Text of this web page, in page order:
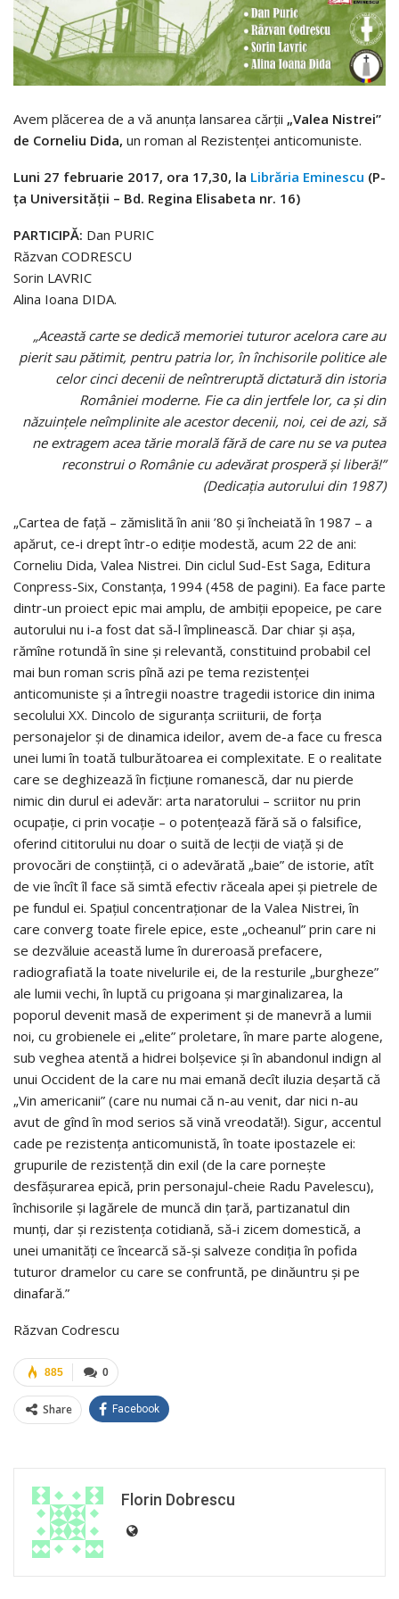
Avem plăcerea de a vă anunţa lansarea cărţii „Valea Nistrei”
de Corneliu Dida, un roman al Rezistenţei anticomuniste.
Luni 27 februarie 2017, ora 17,30, la Librăria Eminescu (P-
ţa Universităţii – Bd. Regina Elisabeta nr. 16)
PARTICIPĂ: Dan PURIC
Răzvan CODRESCU
Sorin LAVRIC
Alina Ioana DIDA.
„Această carte se dedică memoriei tuturor acelora care au
pierit sau pătimit, pentru patria lor, în închisorile politice ale
celor cinci decenii de neîntreruptă dictatură din istoria
României moderne. Fie ca din jertfele lor, ca şi din
năzuinţele neîmplinite ale acestor decenii, noi, cei de azi, să
ne extragem acea tărie morală fără de care nu se va putea
reconstrui o Românie cu adevărat prosperă şi liberă!”
(Dedicaţia autorului din 1987)
„Cartea de față – zămislită în anii ’80 și încheiată în 1987 – a
apărut, ce-i drept într-o ediție modestă, acum 22 de ani:
Corneliu Dida, Valea Nistrei. Din ciclul Sud-Est Saga, Editura
Conpress-Six, Constanţa, 1994 (458 de pagini). Ea face parte
dintr-un proiect epic mai amplu, de ambiții epopeice, pe care
autorului nu i-a fost dat să-l împlinească. Dar chiar și așa,
rămîne rotundă în sine și relevantă, constituind probabil cel
mai bun roman scris pînă azi pe tema rezistenței
anticomuniste și a întregii noastre tragedii istorice din inima
secolului XX. Dincolo de siguranța scriiturii, de forța
personajelor și de dinamica ideilor, avem de-a face cu fresca
unei lumi în toată tulburătoarea ei complexitate. E o realitate
care se deghizează în ficțiune romanescă, dar nu pierde
nimic din durul ei adevăr: arta naratorului – scriitor nu prin
ocupație, ci prin vocație – o potențează fără să o falsifice,
oferind cititorului nu doar o suită de lecții de viață și de
provocări de conștiință, ci o adevărată „baie” de istorie, atît
de vie încît îl face să simtă efectiv răceala apei și pietrele de
pe fundul ei. Spațiul concentraționar de la Valea Nistrei, în
care converg toate firele epice, este „ocheanul” prin care ni
se dezvăluie această lume în dureroasă prefacere,
radiografiată la toate nivelurile ei, de la resturile „burgheze”
ale lumii vechi, în luptă cu prigoana și marginalizarea, la
poporul devenit masă de experiment și de manevră a lumii
noi, cu grobienele ei „elite” proletare, în mare parte alogene,
sub veghea atentă a hidrei bolșevice și în abandonul indign al
unui Occident de la care nu mai emană decît iluzia deșartă că
„Vin americanii” (care nu numai că n-au venit, dar nici n-au
avut de gînd în mod serios să vină vreodată!). Sigur, accentul
cade pe rezistența anticomunistă, în toate ipostazele ei:
grupurile de rezistență din exil (de la care pornește
desfășurarea epică, prin personajul-cheie Radu Pavelescu),
închisorile și lagărele de muncă din țară, partizanatul din
munți, dar și rezistența cotidiană, să-i zicem domestică, a
unei umanități ce încearcă să-și salveze condiția în pofida
tuturor dramelor cu care se confruntă, pe dinăuntru și pe
dinafară.”
Răzvan Codrescu
0
885
Share Facebook
Florin Dobrescu